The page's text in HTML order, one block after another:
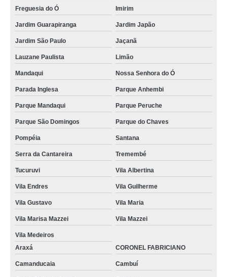
Freguesia do Ó Imirim
Jardim Guarapiranga Jardim Japão
Jardim São Paulo Jaçanã
Lauzane Paulista Limão
Mandaqui Nossa Senhora do Ó
Parada Inglesa Parque Anhembi
Parque Mandaqui Parque Peruche
Parque São Domingos Parque do Chaves
Pompéia Santana
Serra da Cantareira Tremembé
Tucuruvi Vila Albertina
Vila Endres Vila Guilherme
Vila Gustavo Vila Maria
Vila Marisa Mazzei Vila Mazzei
Vila Medeiros
Araxá
CORONEL FABRICIANO
Camanducaia Cambuí